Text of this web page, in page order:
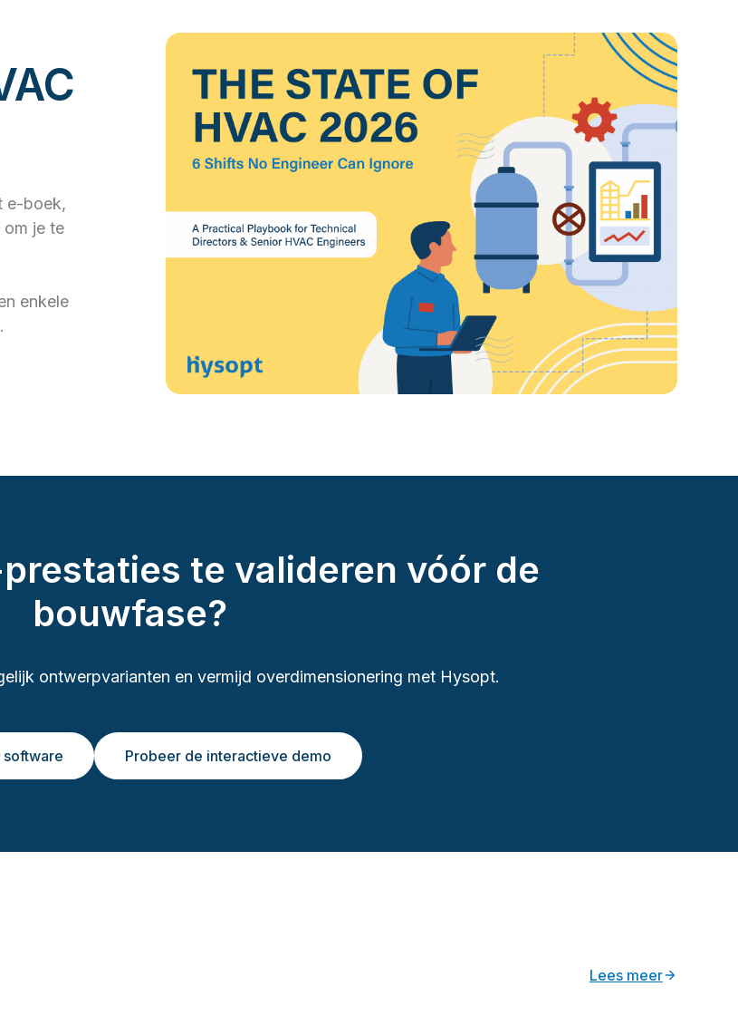
e-boek,
je te
enkele
te valideren vóór de
bouwfase?
ontwerpvarianten en vermijd overdimensionering met Hysopt.
Probeer de interactieve demo
Lees meer